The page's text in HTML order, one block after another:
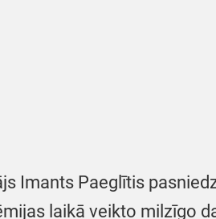
Imants Paeglītis
laikā veikto milzīgo